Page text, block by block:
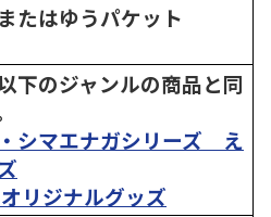
たはゆうパケット
下のジャンルの商品と同
シマエナガシリーズ え
リジナルグッズ